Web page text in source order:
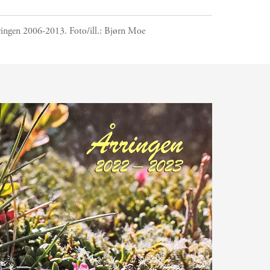
2006-2013. Foto/ill.: Bjørn Moe